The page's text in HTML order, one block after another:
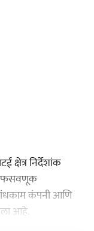
क्षेत्र निर्देशांक
फसवणूक
कंपनी आणि
आहे.